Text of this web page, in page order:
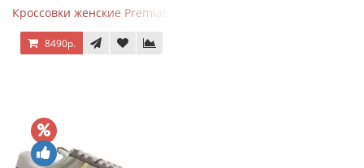
Кроссовки женские Premiata Conny бежево-серые с розовым
8490р.